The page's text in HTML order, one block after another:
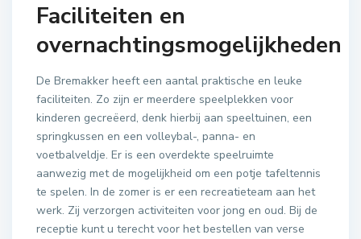
Faciliteiten en
overnachtingsmogelijkheden
De Bremakker heeft een aantal praktische en leuke
faciliteiten. Zo zijn er meerdere speelplekken voor
kinderen gecreëerd, denk hierbij aan speeltuinen, een
springkussen en een volleybal-, panna- en
voetbalveldje. Er is een overdekte speelruimte
aanwezig met de mogelijkheid om een potje tafeltennis
te spelen. In de zomer is er een recreatieteam aan het
werk. Zij verzorgen activiteiten voor jong en oud. Bij de
receptie kunt u terecht voor het bestellen van verse